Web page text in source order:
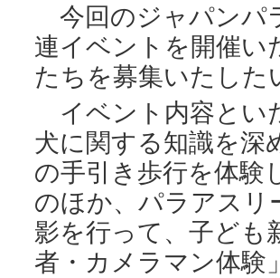
今回のジャパンパ
連イベントを開催い
たちを募集いたした
イベント内容とい
犬に関する知識を深
の手引き歩行を体験
のほか、パラアスリ
影を行って、子ども
者・カメラマン体験